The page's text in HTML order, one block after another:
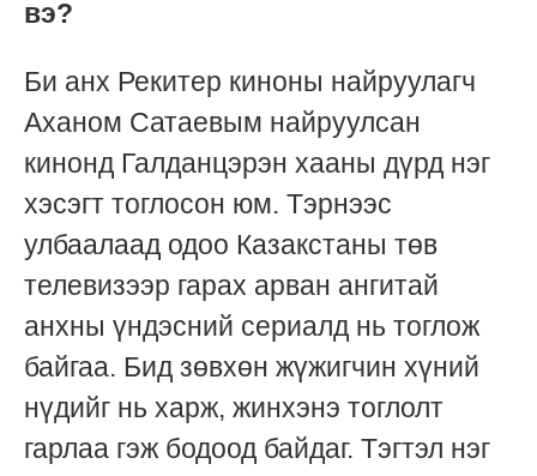
вэ?
Би анх Рекитер киноны найруулагч
Аханом Сатаевым найруулсан
кинонд Галданцэрэн хааны дүрд нэг
хэсэгт тоглосон юм. Тэрнээс
улбаалаад одоо Казакстаны төв
телевизээр гарах арван ангитай
анхны үндэсний сериалд нь тоглож
байгаа. Бид зөвхөн жүжигчин хүний
нүдийг нь харж, жинхэнэ тоглолт
гарлаа гэж бодоод байдаг. Тэгтэл нэг